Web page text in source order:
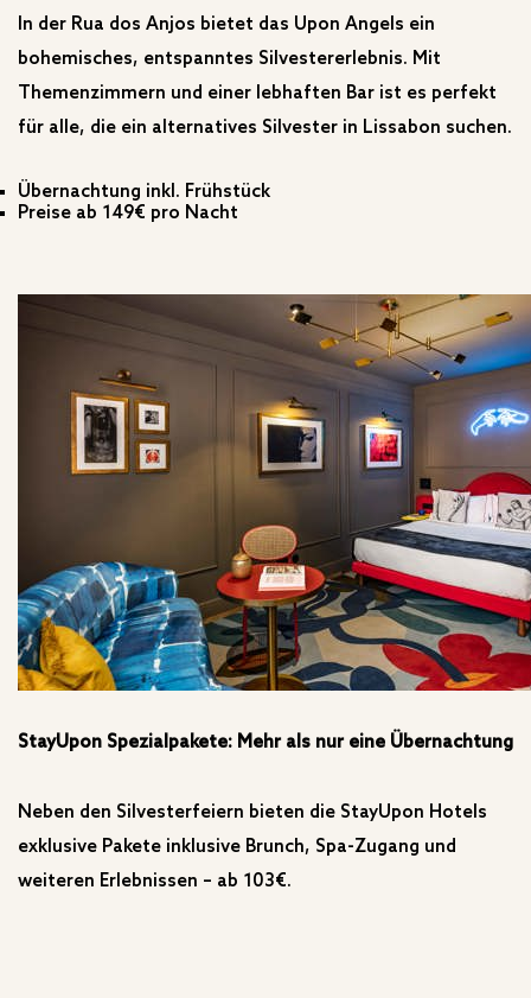
In der Rua dos Anjos bietet das Upon Angels ein
bohemisches, entspanntes Silvestererlebnis. Mit
Themenzimmern und einer lebhaften Bar ist es perfekt
für alle, die ein alternatives Silvester in Lissabon suchen.
Übernachtung inkl. Frühstück
Preise ab 149€ pro Nacht
StayUpon Spezialpakete: Mehr als nur eine Übernachtung
Neben den Silvesterfeiern bieten die StayUpon Hotels
exklusive Pakete inklusive Brunch, Spa-Zugang und
weiteren Erlebnissen – ab 103€.